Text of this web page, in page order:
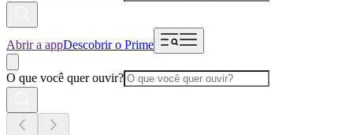
Abrir a appDescobrir o Prime
O que você quer ouvir?